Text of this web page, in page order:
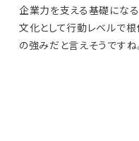
企業力を支える基礎にな
文化として行動レベルで根
の強みだと言えそうですね